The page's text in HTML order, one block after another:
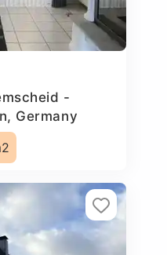
-
Germany